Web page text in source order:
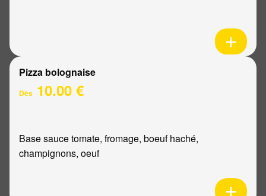
Pizza bolognaise
Dès 10.00 €
Base sauce tomate, fromage, boeuf haché,
champignons, oeuf